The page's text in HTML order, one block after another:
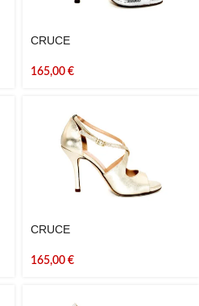
CRUCE
165,00 €
CRUCE
165,00 €